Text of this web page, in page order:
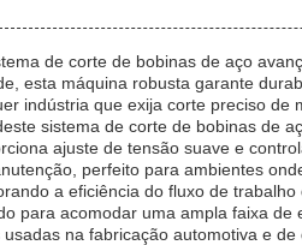
de corte de bobinas de aço
esta máquina robusta garante
indústria que exija corte preciso
sistema de corte de bobinas de
ajuste de tensão suave e
perfeito para ambientes
a eficiência do fluxo de
para acomodar uma ampla faixa
na fabricação automotiva e